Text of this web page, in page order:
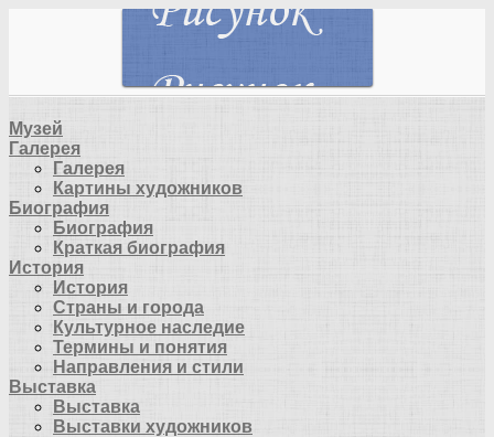
Музей
Галерея
Галерея
Картины художников
Биография
Биография
Краткая биография
История
История
Страны и города
Культурное наследие
Термины и понятия
Направления и стили
Выставка
Выставка
Выставки художников